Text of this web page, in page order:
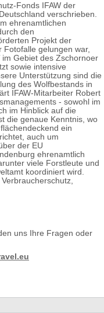
Fonds IFAW der
verschrieben.
ehrenamtlichen
den
Projekt der
gelungen war,
Gebiet des Zschornoer
sowie intensive
Unterstützung sind die
des Wolfbestands in
IFAW-Mitarbeiter Robert
- sowohl im
im Hinblick auf die
die genaue Kenntnis, wo
ein
auch um
der EU
ehrenamtlich
viele Forstleute und
koordiniert wird.
uns Ihre Fragen oder